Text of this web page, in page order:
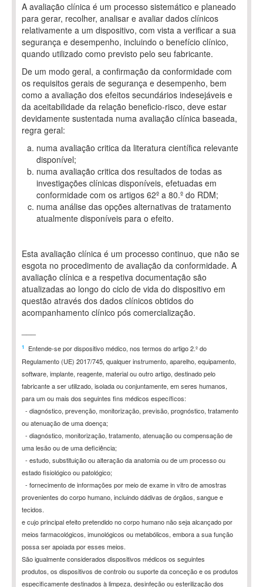
A avaliação clínica é um processo sistemático e planeado
para gerar, recolher, analisar e avaliar dados clínicos
relativamente a um dispositivo, com vista a verificar a sua
segurança e desempenho, incluindo o benefício clínico,
quando utilizado como previsto pelo seu fabricante.
De um modo geral, a confirmação da conformidade com
os requisitos gerais de segurança e desempenho, bem
como a avaliação dos efeitos secundários indesejáveis e
da aceitabilidade da relação beneficio-risco, deve estar
devidamente sustentada numa avaliação clínica baseada,
regra geral:
numa avaliação critica da literatura científica relevante
disponível;
numa avaliação critica dos resultados de todas as
investigações clínicas disponíveis, efetuadas em
conformidade com os artigos 62º a 80.º do RDM;
numa análise das opções alternativas de tratamento
atualmente disponíveis para o efeito.
Esta avaliação clínica é um processo continuo, que não se
esgota no procedimento de avaliação da conformidade. A
avaliação clínica e a respetiva documentação são
atualizadas ao longo do ciclo de vida do dispositivo em
questão através dos dados clínicos obtidos do
acompanhamento clínico pós comercialização.
1
Entende-se por dispositivo médico, nos termos do artigo 2.º do
Regulamento (UE) 2017/745, qualquer instrumento, aparelho, equipamento,
software, implante, reagente, material ou outro artigo, destinado pelo
fabricante a ser utilizado, isolada ou conjuntamente, em seres humanos,
para um ou mais dos seguintes fins médicos específicos:
- diagnóstico, prevenção, monitorização, previsão, prognóstico, tratamento
ou atenuação de uma doença;
- diagnóstico, monitorização, tratamento, atenuação ou compensação de
uma lesão ou de uma deficiência;
- estudo, substituição ou alteração da anatomia ou de um processo ou
estado fisiológico ou patológico;
- fornecimento de informações por meio de exame in vitro de amostras
provenientes do corpo humano, incluindo dádivas de órgãos, sangue e
tecidos.
e cujo principal efeito pretendido no corpo humano não seja alcançado por
meios farmacológicos, imunológicos ou metabólicos, embora a sua função
possa ser apoiada por esses meios.
São igualmente considerados dispositivos médicos os seguintes
produtos, os dispositivos de controlo ou suporte da conceção eos produtos
especificamente destinados à limpeza, desinfeção ou esterilização dos